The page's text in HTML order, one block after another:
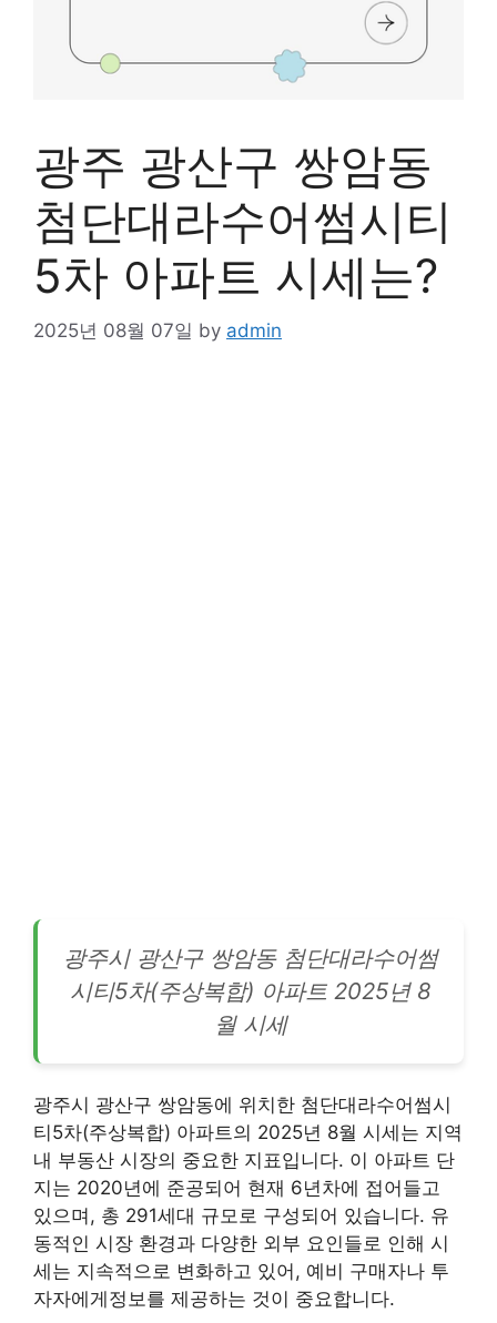
광주 광산구 쌍암동
첨단대라수어썸시티
5차 아파트 시세는?
2025년 08월 07일 by admin
광주시 광산구 쌍암동 첨단대라수어썸
시티5차(주상복합) 아파트 2025년 8
월 시세
광주시 광산구 쌍암동에 위치한 첨단대라수어썸시
티5차(주상복합) 아파트의 2025년 8월 시세는 지역
내 부동산 시장의 중요한 지표입니다. 이 아파트 단
지는 2020년에 준공되어 현재 6년차에 접어들고
있으며, 총 291세대 규모로 구성되어 있습니다. 유
동적인 시장 환경과 다양한 외부 요인들로 인해 시
세는 지속적으로 변화하고 있어, 예비 구매자나 투
자자에게정보를 제공하는 것이 중요합니다.